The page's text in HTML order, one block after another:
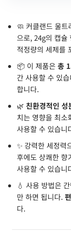
🧼 커클랜드 울트
으로, 24g의 캡슐
적정량의 세제를
📦 이 제품은 총
간 사용할 수 있
합니다.
🌿 친환경적인 성
치는 영향을 최소
사용할 수 있습니
✨ 강력한 세정력
후에도 상쾌한 향
사용할 수 있습니
💧 사용 방법은
만 하면 됩니다.
다.